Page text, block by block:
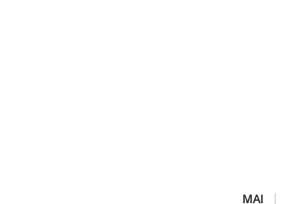
MAI